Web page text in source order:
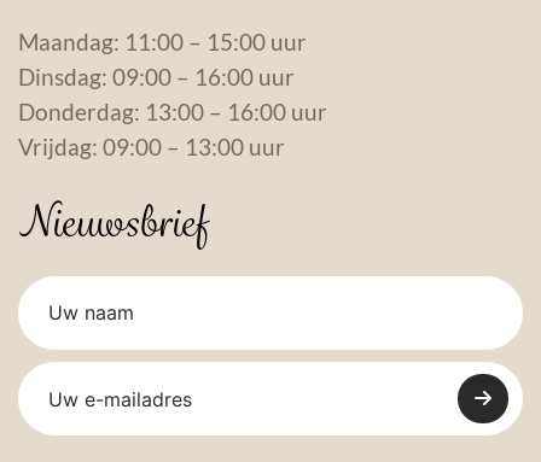
Maandag: 11:00 – 15:00 uur
Dinsdag: 09:00 – 16:00 uur
Donderdag: 13:00 – 16:00 uur
Vrijdag: 09:00 – 13:00 uur
Nieuwsbrief